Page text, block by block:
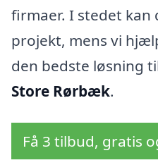
firmaer. I stedet kan
projekt, mens vi
den bedste løsning
Store Rørbæk.
Få 3 tilbud, gratis